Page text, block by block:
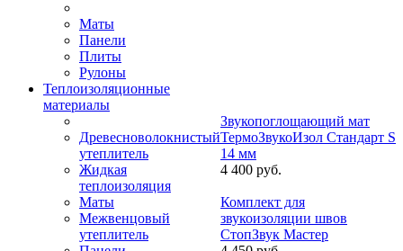
Маты
Панели
Плиты
Рулоны
Теплоизоляционные
материалы
Древесноволокнистый
утеплитель
Жидкая
теплоизоляция
Маты
Межвенцовый
утеплитель
Звукопоглощающий мат
ТермоЗвукоИзол Стандарт S
14 мм
4 400 руб.
Комплект для
звукоизоляции швов
СтопЗвук Мастер